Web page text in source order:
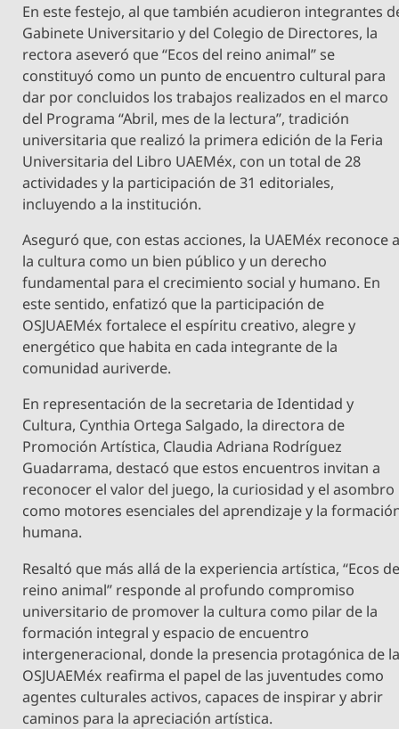
En este festejo, al que también acudieron integrantes
Gabinete Universitario y del Colegio de Directores, la
rectora aseveró que “Ecos del reino animal” se
constituyó como un punto de encuentro cultural para
dar por concluidos los trabajos realizados en el marco
del Programa “Abril, mes de la lectura”, tradición
universitaria que realizó la primera edición de la Feria
Universitaria del Libro UAEMéx, con un total de 28
actividades y la participación de 31 editoriales,
incluyendo a la institución.
Aseguró que, con estas acciones, la UAEMéx reconoce
la cultura como un bien público y un derecho
fundamental para el crecimiento social y humano. En
este sentido, enfatizó que la participación de
OSJUAEMéx fortalece el espíritu creativo, alegre y
energético que habita en cada integrante de la
comunidad auriverde.
En representación de la secretaria de Identidad y
Cultura, Cynthia Ortega Salgado, la directora de
Promoción Artística, Claudia Adriana Rodríguez
Guadarrama, destacó que estos encuentros invitan a
reconocer el valor del juego, la curiosidad y el asombro
como motores esenciales del aprendizaje y la
humana.
Resaltó que más allá de la experiencia artística, “Ecos
reino animal” responde al profundo compromiso
universitario de promover la cultura como pilar de la
formación integral y espacio de encuentro
intergeneracional, donde la presencia protagónica de
OSJUAEMéx reafirma el papel de las juventudes como
agentes culturales activos, capaces de inspirar y abrir
caminos para la apreciación artística.